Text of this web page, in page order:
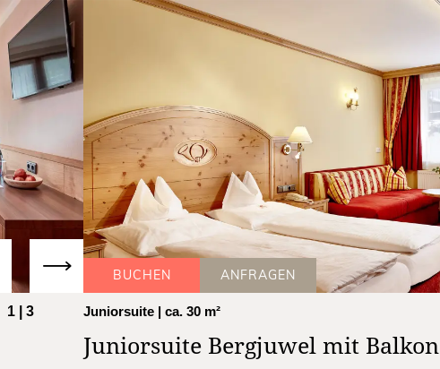
1 3
BUCHEN ANFRAGEN
Juniorsuite | ca. 30 m²
Juniorsuite Bergjuwel mit Balkon